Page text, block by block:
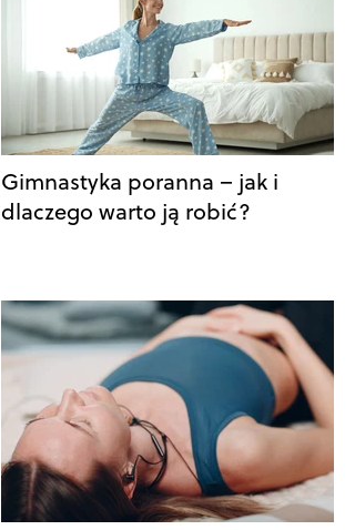
Gimnastyka poranna – jak i
dlaczego warto ją robić?